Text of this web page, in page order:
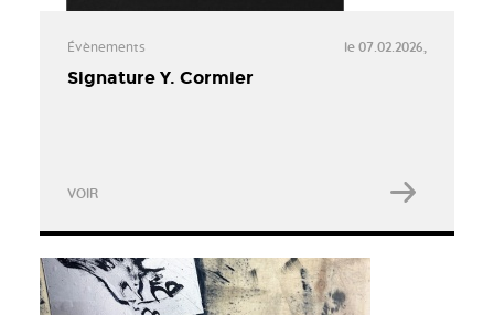
Évènements le 07.02.2026,
Signature Y. Cormier
VOIR